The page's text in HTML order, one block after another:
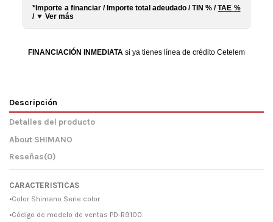
*Importe a financiar /Importe total adeudado/TIN% /TAE %
/
Ver más
FINANCIACIÓN INMEDIATA si ya tienes línea de crédito Cetelem
Descripción
Detalles del producto
About SHIMANO
Reseñas(0)
CARACTERISTICAS
•Color Shimano Serie color.
•Código de modelo de ventas PD-R9100.